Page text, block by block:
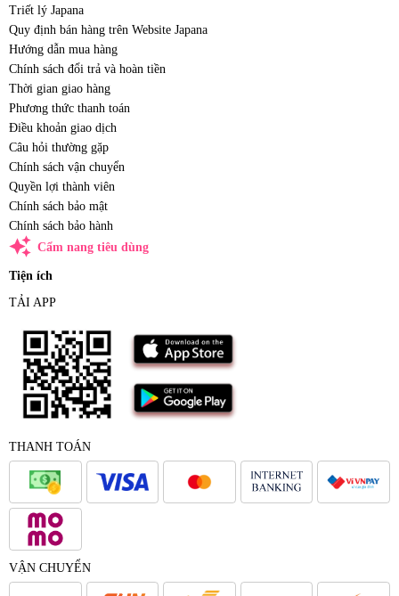
Triết lý Japana
Quy định bán hàng trên Website Japana
Hướng dẫn mua hàng
Chính sách đổi trả và hoàn tiền
Thời gian giao hàng
Phương thức thanh toán
Điều khoản giao dịch
Câu hỏi thường gặp
Chính sách vận chuyển
Quyền lợi thành viên
Chính sách bảo mật
Chính sách bảo hành
auto_awesome Cẩm nang tiêu dùng
Tiện ích
TẢI APP
THANH TOÁN
VẬN CHUYỂN